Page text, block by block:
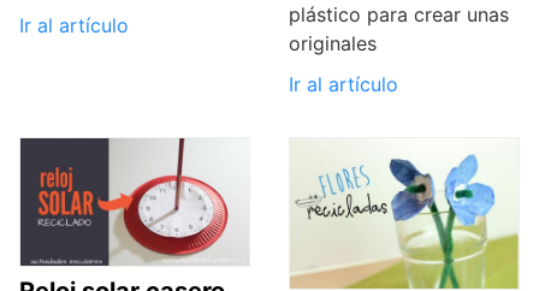
Ir al artículo
plástico para crear unas
originales
Ir al artículo